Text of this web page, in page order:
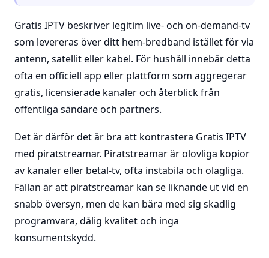
Gratis IPTV beskriver legitim live- och on-demand-tv
som levereras över ditt hem-bredband istället för via
antenn, satellit eller kabel. För hushåll innebär detta
ofta en officiell app eller plattform som aggregerar
gratis, licensierade kanaler och återblick från
offentliga sändare och partners.
Det är därför det är bra att kontrastera Gratis IPTV
med piratstreamar. Piratstreamar är olovliga kopior
av kanaler eller betal-tv, ofta instabila och olagliga.
Fällan är att piratstreamar kan se liknande ut vid en
snabb översyn, men de kan bära med sig skadlig
programvara, dålig kvalitet och inga
konsumentskydd.